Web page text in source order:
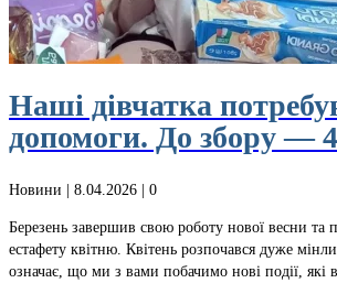
Наші дівчатка
допомоги. До збору —
Новини | 8.04.2026 | 0
Березень завершив свою роботу нової весни та
естафету квітню. Квітень розпочався дуже
означає, що ми з вами побачимо нові події, які